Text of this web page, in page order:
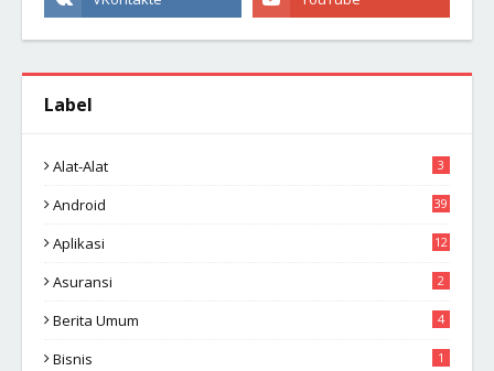
Label
Alat-Alat 3
Android 39
Aplikasi 12
Asuransi 2
Berita Umum 4
Bisnis 1